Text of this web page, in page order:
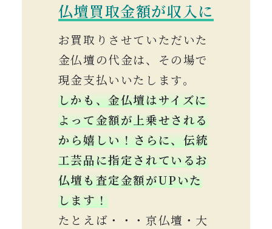
仏壇買取金額が収入に
お買取りさせていただいた
金仏壇の代金は、その場で
現金支払いいたします。
しかも、金仏壇はサイズに
よって金額が上乗せされる
から嬉しい！ さらに、伝統
工芸品に指定されているお
仏壇も査定金額がUPいた
します！
たとえば・・・京仏壇・大